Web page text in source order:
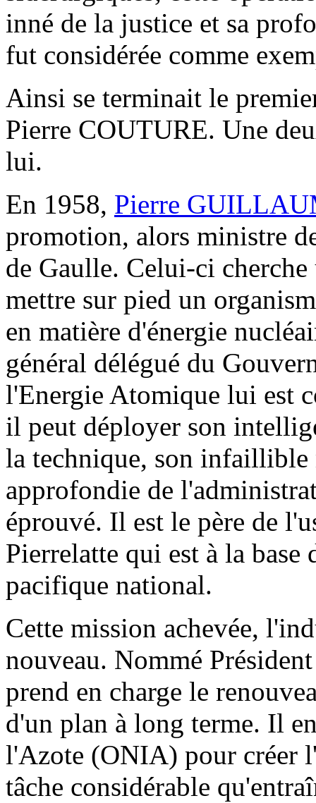
inné de la justice et sa
fut considérée comme
Ainsi se terminait le
Pierre COUTURE. Une
lui.
En 1958, Pierre
promotion, alors ministre
de Gaulle. Celui-ci cherche
mettre sur pied un
en matière d'énergie
général délégué du
l'Energie Atomique lui est
il peut déployer son
la technique, son infaillible
approfondie de
éprouvé. Il est le père de
Pierrelatte qui est à la
pacifique national.
Cette mission achevée,
nouveau. Nommé
prend en charge le
d'un plan à long terme. Il
l'Azote (ONIA) pour créer
tâche considérable